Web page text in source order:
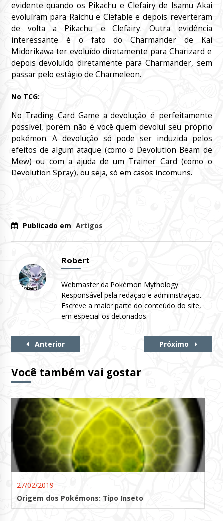
evidente quando os Pikachu e Clefairy de Isamu Akai
evoluíram para Raichu e Clefable e depois reverteram
de volta a Pikachu e Clefairy. Outra evidência
interessante é o fato do Charmander de Kai
Midorikawa ter evoluído diretamente para Charizard e
depois devoluído diretamente para Charmander, sem
passar pelo estágio de Charmeleon.
No TCG:
No Trading Card Game a devolução é perfeitamente
possível, porém não é você quem devolui seu próprio
pokémon. A devolução só pode ser induzida pelos
efeitos de algum ataque (como o Devolution Beam de
Mew) ou com a ajuda de um Trainer Card (como o
Devolution Spray), ou seja, só em casos incomuns.
Publicado em Artigos
Robert
Webmaster da Pokémon Mythology.
Responsável pela redação e administração.
Escreve a maior parte do conteúdo do site,
em especial os detonados.
Continue
Anterior Próximo
Você também vai gostar
27/02/2019
Origem dos Pokémons: Tipo Inseto